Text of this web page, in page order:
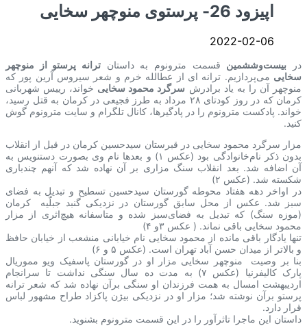
اپیزود 26- پرستوی منوچهر سخایی
2022-02-06
در بیست‌وششمین قسمت مترونوم به داستان ترانه‌ پرستو از منوچهر
سخایی می‌پردازیم. ترانه ای از عطالله خرم و شعر سیروس آرین پور که
منوچهر آن را به یاد برادرش سرگرد محمود سخایی خواند، رییس شهربانی
کرمان که در روز کودتای ۲۸ مرداد به طرز فجیعی در کرمان به قتل رسید،
خواند. پادکست مترونوم را در پادگیرها، کانال تلگرام و سایت مترونوم گوش
کنید.
مزار سرگرد محمود سخایی⁩ در قبرستان سیدحسین کرمان در قبل از انقلاب
بدون‌ ذکر‌ نام‌خانوادگی بود (عکس ۱) و بعدها نام وی بصورت دستنویس به
آن اضافه شد. بعد‌ انقلاب سنگ مزاری بر آن نهاده شد که آنهم چندباری
شکسته شد. (عکس ۲)
در اواخر دهه هفتاد محوطه گورستان سیدحسین تسطیح و تبدیل به فضای
(موزه سنگ) که تبدیل به فضای‌سبز شده و‌ متاسفانه هیچ‌اثری‌ از مزار
محمود سخایی باقی نماند. ( عکس ۳و ۴)
تنها یادگار باقی مانده از محمود سخایی نام خیابانی منشعب از خیابان حافظ
و بالاتر از میدان‌ حسن آباد تهران است. (عکس ۵ و ۶)
بنا بر وصیت ⁧ منوچهر سخایی⁩ مزار او‌ در گورستان پاسفیک ویو مموریال
پارک کالیفرنیا (عکس ۷) به‌ مدت ده سال سنگی نداشت تا سرانجام
اردیبهشت امسال به همت فرزندان او سنگی برآن نهاده شد که شعر ترانه
پرستو برآن نوشته شد؛ مزار او در‌ نزدیکی بیژن⁩ پاکزاد طراح مشهور لباس
قرار دارد.
داستان این ماجرا تاثرآور را در این قسمت مترونوم بشنوید.